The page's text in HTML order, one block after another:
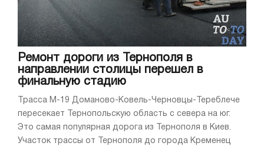
Ремонт дороги из Тернополя в
направлении столицы перешел в
финальную стадию
Трасса М-19 Доманово-Ковель-Черновцы-Тереблече
пересекает Тернопольскую область с севера на юг.
Это самая популярная дорога из Тернополя в Киев.
Участок трассы от Тернополя до города Кременец